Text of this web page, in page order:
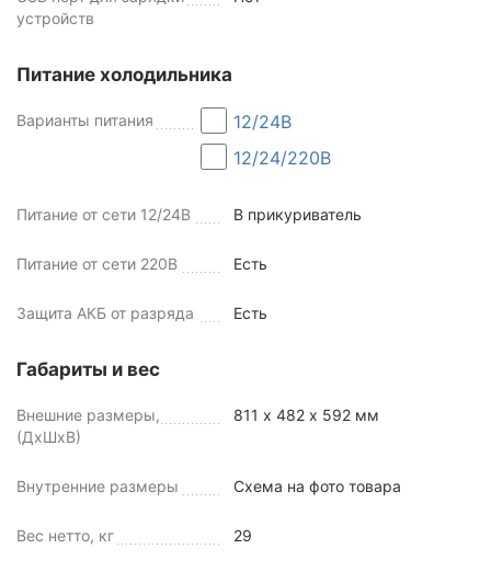
устройств
Питание холодильника
Варианты питания
12/24В
12/24/220В
Питание от сети 12/24В В прикуриватель
Питание от сети 220В Есть
Защита АКБ от разряда Есть
Габариты и вес
Внешние размеры,
(ДхШхВ)
811 х 482 х 592 мм
Внутренние размеры Схема на фото товара
Вес нетто, кг 29